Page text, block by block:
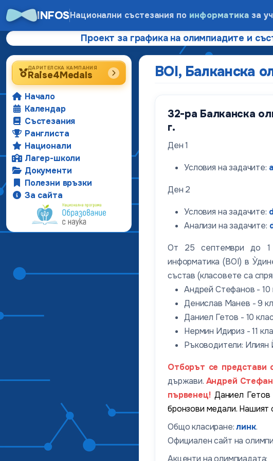
INFOSНационални състезания по информатика за
Проект за графика на олимпиадите и
ДАРИТЕЛСКА КАМПАНИЯ
Raise4Medals
Начало
Календар
Състезания
Ранглиста
Национали
Лагер-школи
Документи
Полезни връзки
За сайта
BOI, Балканска
32-ра Балканска
г.
Ден 1
Условия на задачите:
Ден 2
Условия на задачите:
Анализи на задачите:
От 25 септември до 1
информатика (BOI) в
състав (класовете са
Андрей Стефанов - 10
Денислав Манев - 9
Даниел Гетов - 10
Нермин Идириз - 11
Ръководители:
Отборът се представи
държави. Андрей
първенец! Даниел
бронзови медали. Нашият
Общо класиране:линк.
Официален сайт на
Акценти на олимпиадата: